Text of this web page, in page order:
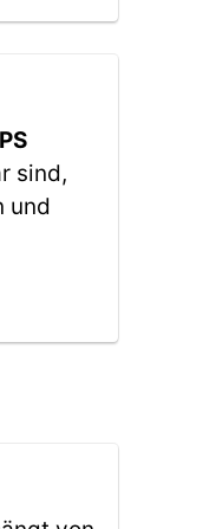
sind,
und